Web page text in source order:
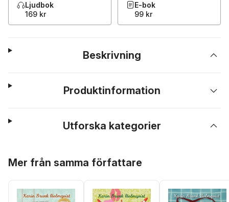
Ljudbok
169 kr
E-bok
99 kr
Beskrivning
Produktinformation
Utforska kategorier
Mer från samma författare